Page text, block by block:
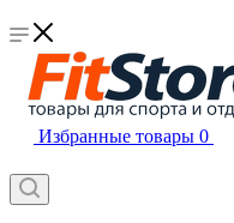
Избранные товары 0